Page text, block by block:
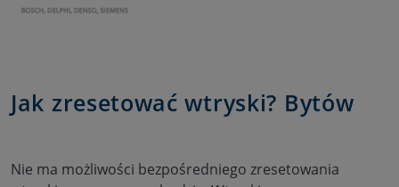
Jak zresetować wtryski? Bytów
Nie ma możliwości bezpośredniego zresetowania